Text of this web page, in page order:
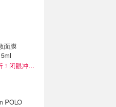
面膜
总价值£206=2.7折！闭眼冲这套！
POLO